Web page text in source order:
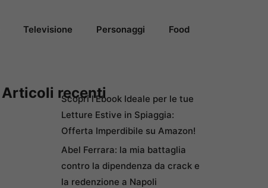
Televisione Personaggi Food
Articoli recentiScopri l’Ebook Ideale per le tue
Letture Estive in Spiaggia:
Offerta Imperdibile su Amazon!
Abel Ferrara: la mia battaglia
contro la dipendenza da crack e
la redenzione a Napoli